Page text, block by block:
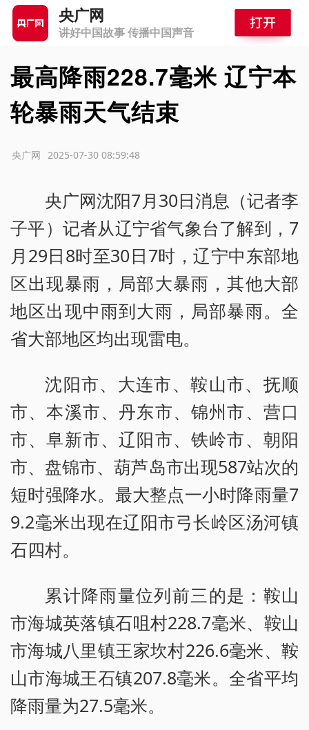
央广网
讲好中国故事 传播中国声音
最高降雨228.7毫米 辽宁本
轮暴雨天气结束
2025-07-30 08:59:48
央广网
央广网沈阳7月30日消息（记者李
子平）记者从辽宁省气象台了解到，7
月29日8时至30日7时，辽宁中东部地
区出现暴雨，局部大暴雨，其他大部
地区出现中雨到大雨，局部暴雨。全
省大部地区均出现雷电。
沈阳市、大连市、鞍山市、抚顺
市、本溪市、丹东市、锦州市、营口
市、阜新市、辽阳市、铁岭市、朝阳
市、盘锦市、葫芦岛市出现587站次的
短时强降水。最大整点一小时降雨量7
9.2毫米出现在辽阳市弓长岭区汤河镇
石四村。
累计降雨量位列前三的是：鞍山
市海城英落镇石咀村228.7毫米、鞍山
市海城八里镇王家坎村226.6毫米、鞍
山市海城王石镇207.8毫米。全省平均
降雨量为27.5毫米。